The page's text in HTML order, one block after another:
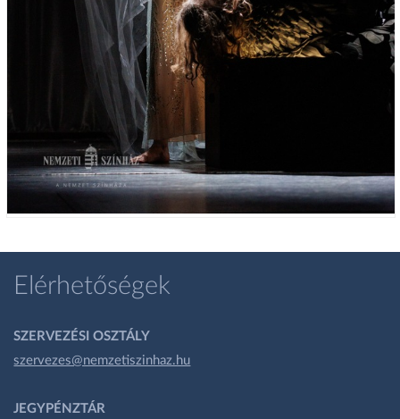
Elérhetőségek
SZERVEZÉSI OSZTÁLY
szervezes@nemzetiszinhaz.hu
JEGYPÉNZTÁR